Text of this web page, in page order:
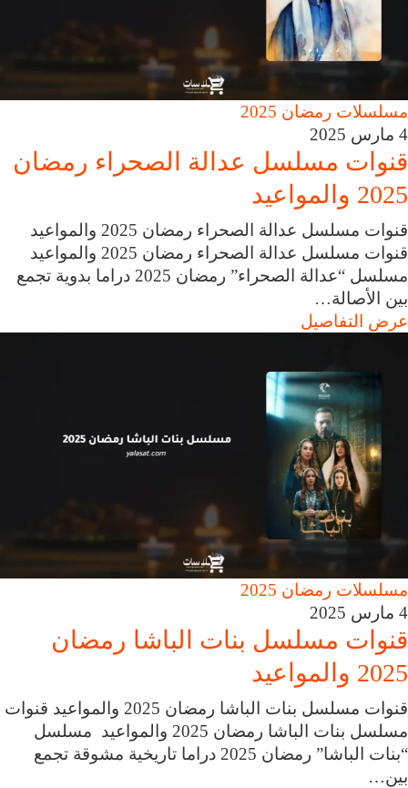
مسلسلات رمضان 2025
4 مارس 2025
قنوات مسلسل عدالة الصحراء رمضان
2025 والمواعيد
قنوات مسلسل عدالة الصحراء رمضان 2025 والمواعيد
قنوات مسلسل عدالة الصحراء رمضان 2025 والمواعيد
مسلسل “عدالة الصحراء” رمضان 2025 دراما بدوية تجمع
بين الأصالة…
عرض التفاصيل
مسلسلات رمضان 2025
4 مارس 2025
قنوات مسلسل بنات الباشا رمضان
2025 والمواعيد
قنوات مسلسل بنات الباشا رمضان 2025 والمواعيد قنوات
مسلسل بنات الباشا رمضان 2025 والمواعيد مسلسل
“بنات الباشا” رمضان 2025 دراما تاريخية مشوقة تجمع
بين…